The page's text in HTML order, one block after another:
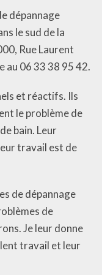
dépannage
le sud de la
Rue Laurent
au 06 33 38 95 42.
et réactifs. Ils
le problème de
bain. Leur
travail est de
de dépannage
de
Je leur donne
travail et leur